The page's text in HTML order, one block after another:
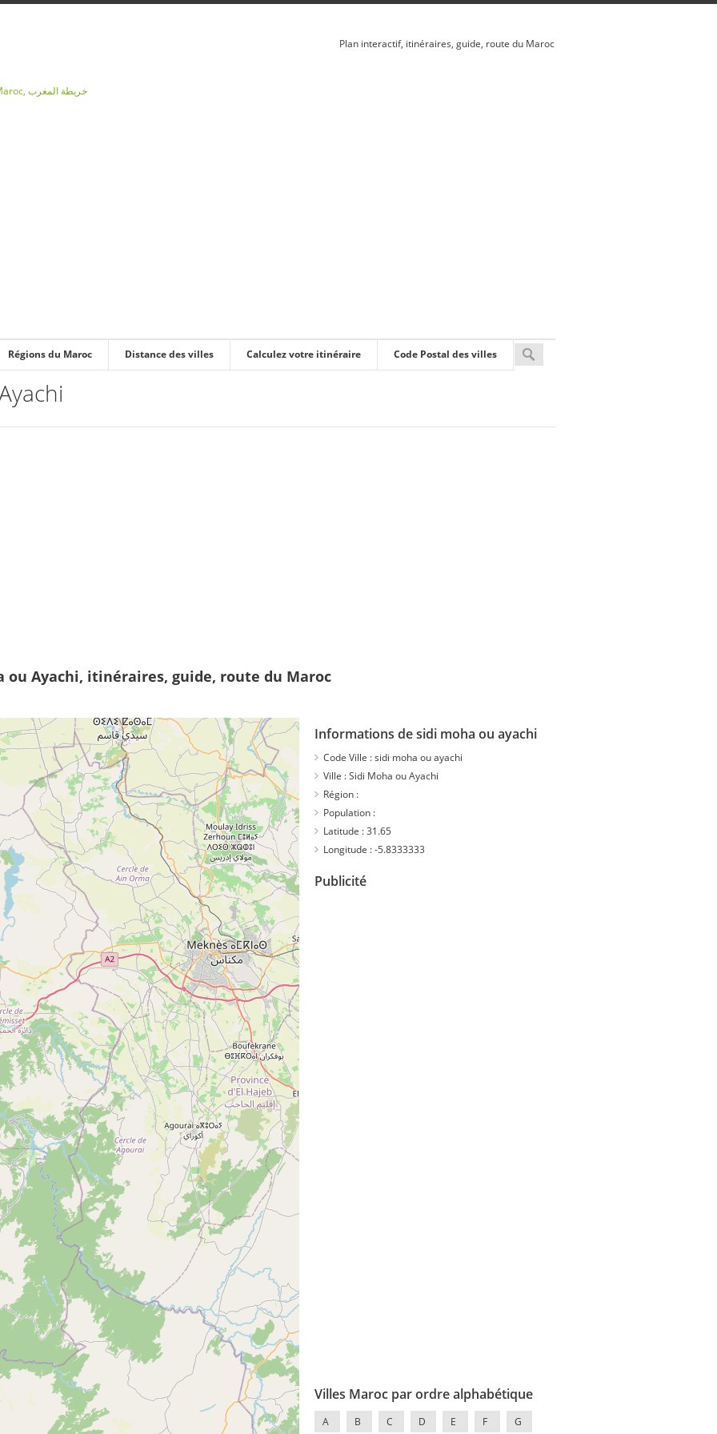
, خريطة المغرب
Plan interactif, itinéraires, guide, route du Maroc
Régions du Maroc Distance des villes Calculez votre itinéraire Code Postal des villes
ou Ayachi, itinéraires, guide, route du Maroc
Informations de sidi moha ou ayachi
Code Ville :sidi moha ou ayachi
Ville :Sidi Moha ou Ayachi
Région :
Population :
Latitude :31.65
Longitude :-5.8333333
Publicité
Villes Maroc par ordre alphabétique
A B C D E F G